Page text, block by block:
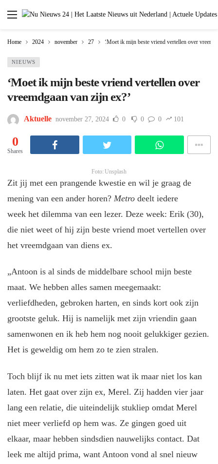
Home 2024 november 27 ‘Moet ik mijn beste vriend vertellen over
NIEUWS
‘Moet ik mijn beste vriend vertellen over
vreemdgaan van zijn ex?’
Aktuelle november 27, 2024 0 0 0 101
0
Shares
Foto: Unsplash
Zit jij met een prangende kwestie en wil je graag de
mening van een ander horen? Metrodeelt iedere
week het dilemma van een lezer. Deze week: Erik (30),
die niet weet of hij zijn beste vriend moet vertellen over
het vreemdgaan van diens ex.
„Antoon is al sinds de middelbare school mijn beste
maat. We hebben alles samen meegemaakt:
verliefdheden, gebroken harten, en sinds kort ook zijn
grootste geluk. Hij is namelijk met zijn vriendin gaan
samenwonen en ik heb hem nog nooit gelukkiger gezien.
Het is geweldig om hem zo te zien stralen.
Toch blijf ik nu met iets zitten wat ik maar niet los kan
laten. Het gaat over zijn ex, Merel. Zij hadden vier jaar
lang een relatie, die uiteindelijk stukliep omdat Merel
niet meer verliefd op hem was. Ze gingen goed uit
elkaar, maar hebben sindsdien nauwelijks contact. Dat
leek me altijd prima, want Antoon vond al snel nieuw